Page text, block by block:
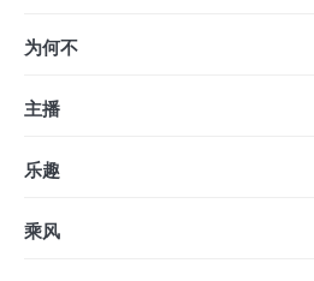
为何不
主播
乐趣
乘风